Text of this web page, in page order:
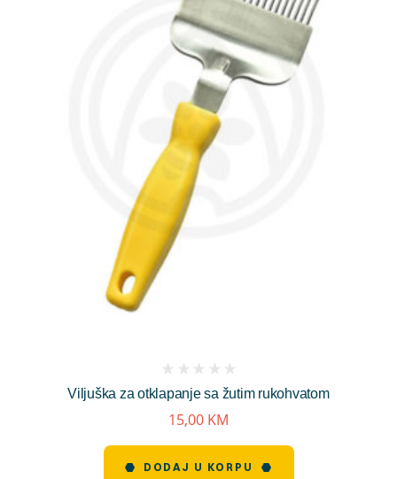
Viljuška za otklapanje sa žutim rukohvatom
reviews)
15,00 KM
DODAJ U KORPU